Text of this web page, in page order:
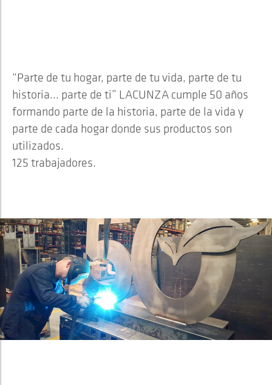
“Parte de tu hogar, parte de tu vida, parte de tu
historia... parte de ti” LACUNZA cumple 50 años
formando parte de la historia, parte de la vida y
parte de cada hogar donde sus productos son
utilizados.
125 trabajadores.